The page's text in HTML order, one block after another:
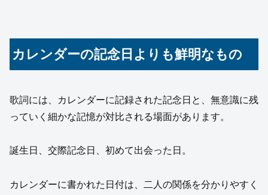
カレンダーの記念日よりも鮮明なもの
歌詞には、カレンダーに記録された記念日と、無意識に残
っていく細かな記憶が対比される場面があります。
誕生日、交際記念日、初めて出会った日。
カレンダーに書かれた日付は、二人の関係を分かりやすく